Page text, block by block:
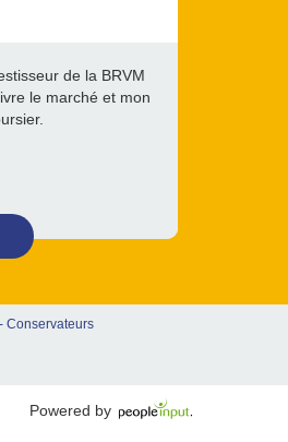
de la BRVM
le marché et mon
Conservateurs
Powered by